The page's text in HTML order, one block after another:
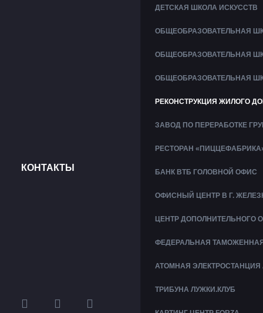
КОНТАКТЫ
ДЕТСКАЯ ШКОЛА ИСКУССТВ
ОБЩЕОБРАЗОВАТЕЛЬНАЯ
ОБЩЕОБРАЗОВАТЕЛЬНАЯ
ОБЩЕОБРАЗОВАТЕЛЬНАЯ
РЕКОНСТРУКЦИЯ ЖИЛОГО
ЗАВОД ПО ПЕРЕРАБОТКЕ
РЕСТОРАН
БАНК ВТБ ГОЛОВНОЙ ОФИС
ОФИСНЫЙ ЦЕНТР В Г.
ЦЕНТР ДОПОЛНИТЕЛЬНОГО
ФЕДЕРАЛЬНАЯ
АТОМНАЯ ЭЛЕКТРОСТАНЦИЯ
ТРИБУНА ЛУЖКИ.КЛУБ